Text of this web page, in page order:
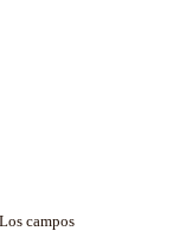
Los campos